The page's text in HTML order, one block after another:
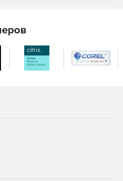
– защита сетевых
атак, хакеров, большинства
за свет глубокой проверки
с платежной системой Paypal.
приоритетов для